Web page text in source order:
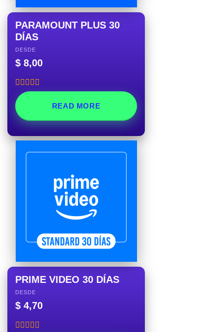
PARAMOUNT PLUS 30
DÍAS
DESDE
$ 8,00
Rated5.00
out of 5
READ MORE
PRIME VIDEO 30 DÍAS
DESDE
$ 4,70